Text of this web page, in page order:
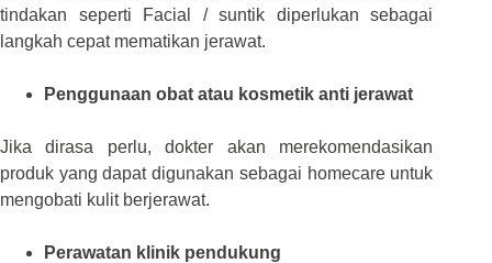
tindakan seperti Facial / suntik diperlukan sebagai
langkah cepat mematikan jerawat.
Penggunaan obat atau kosmetik anti jerawat
Jika dirasa perlu, dokter akan merekomendasikan
produk yang dapat digunakan sebagai homecare untuk
mengobati kulit berjerawat.
Perawatan klinik pendukung